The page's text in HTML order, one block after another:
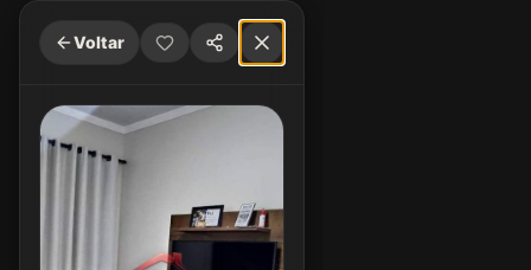
Voltar